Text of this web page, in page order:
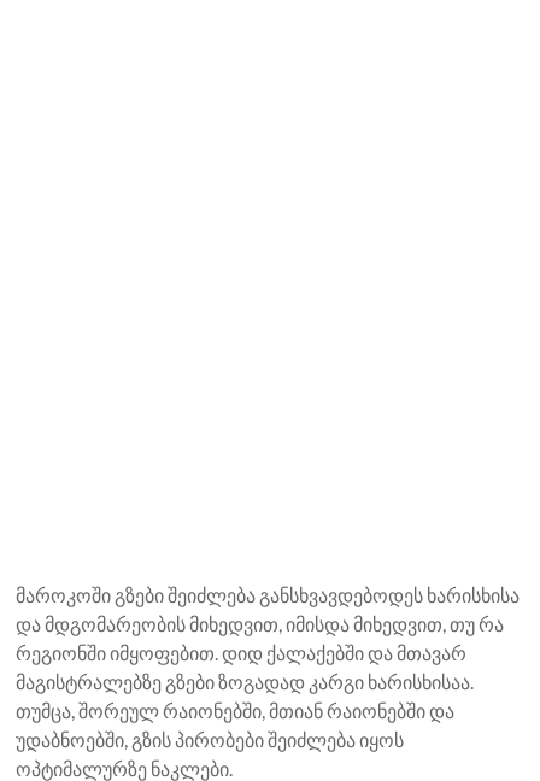
მაროკოში გზები შეიძლება განსხვავდებოდეს ხარისხისა
და მდგომარეობის მიხედვით, იმისდა მიხედვით, თუ რა
რეგიონში იმყოფებით. დიდ ქალაქებში და მთავარ
მაგისტრალებზე გზები ზოგადად კარგი ხარისხისაა.
თუმცა, შორეულ რაიონებში, მთიან რაიონებში და
უდაბნოებში, გზის პირობები შეიძლება იყოს
ოპტიმალურზე ნაკლები.